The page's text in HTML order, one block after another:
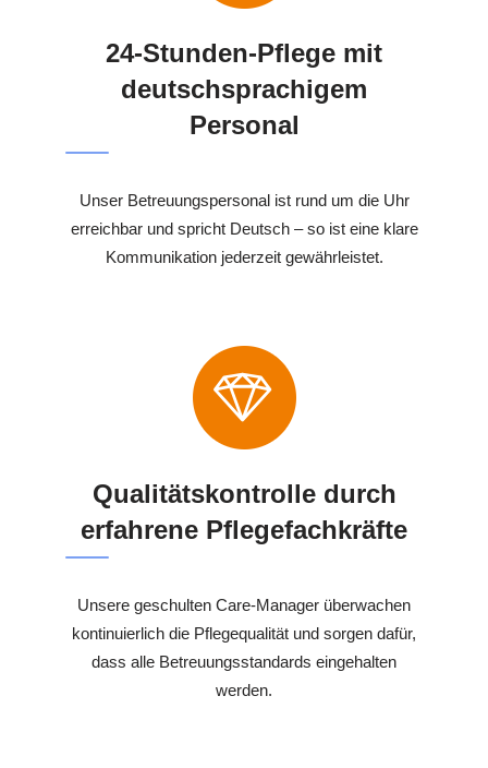
24-Stunden-Pflege mit
deutschsprachigem
Personal
Unser Betreuungspersonal ist rund um die Uhr
erreichbar und spricht Deutsch – so ist eine klare
Kommunikation jederzeit gewährleistet.
Qualitätskontrolle durch
erfahrene Pflegefachkräfte
Unsere geschulten Care-Manager überwachen
kontinuierlich die Pflegequalität und sorgen dafür,
dass alle Betreuungsstandards eingehalten
werden.